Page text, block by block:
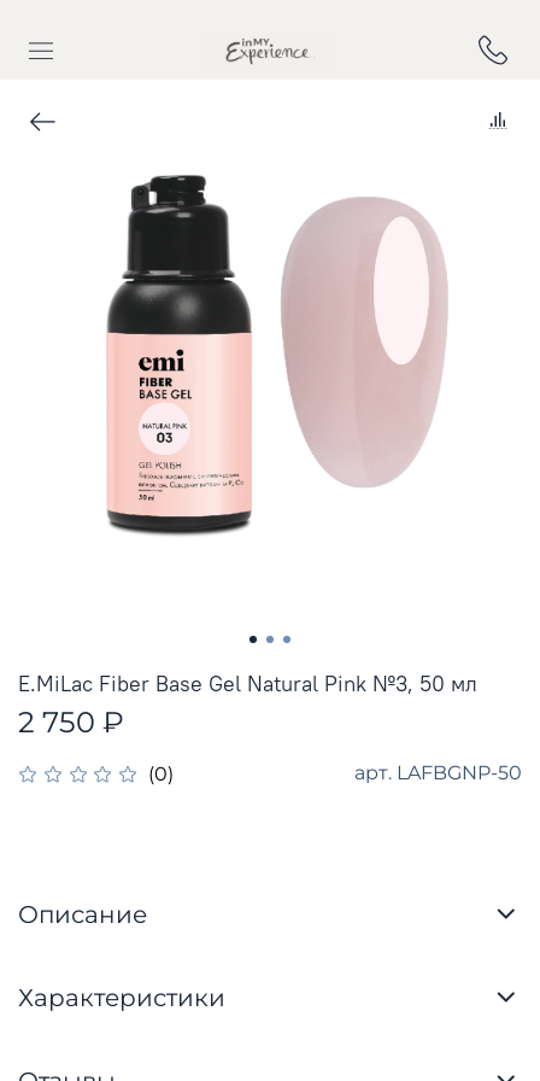
(0) арт. LAFBGNP-50
E.MiLac Fiber Base Gel Natural Pink №3, 50 мл
2 750 ₽
Описание
Характеристики